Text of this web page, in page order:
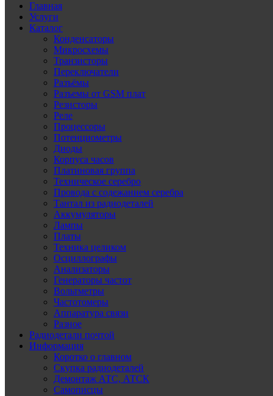
Главная
Услуги
Каталог
Конденсаторы
Микросхемы
Транзисторы
Переключатели
Разъёмы
Разъемы от GSM плат
Резисторы
Реле
Процессоры
Потенциометры
Диоды
Корпуса часов
Платиновая группа
Техническое серебро
Провода с содежанием серебра
Тантал из радиодеталей
Аккумуляторы
Лампы
Платы
Техника целиком
Осциллографы
Анализаторы
Генераторы частот
Вольтметры
Частотомеры
Аппаратура связи
Разное
Радиодетали почтой
Информация
Коротко о главном
Скупка радиодеталей
Демонтаж АТС, АТСК
Самописцы